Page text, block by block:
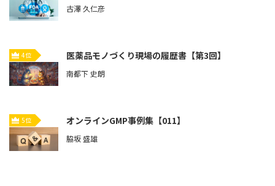
古澤 久仁彦
4位 医薬品モノづくり現場の履歴書【第3回】
南都下 史朗
5位 オンラインGMP事例集【011】
脇坂 盛雄